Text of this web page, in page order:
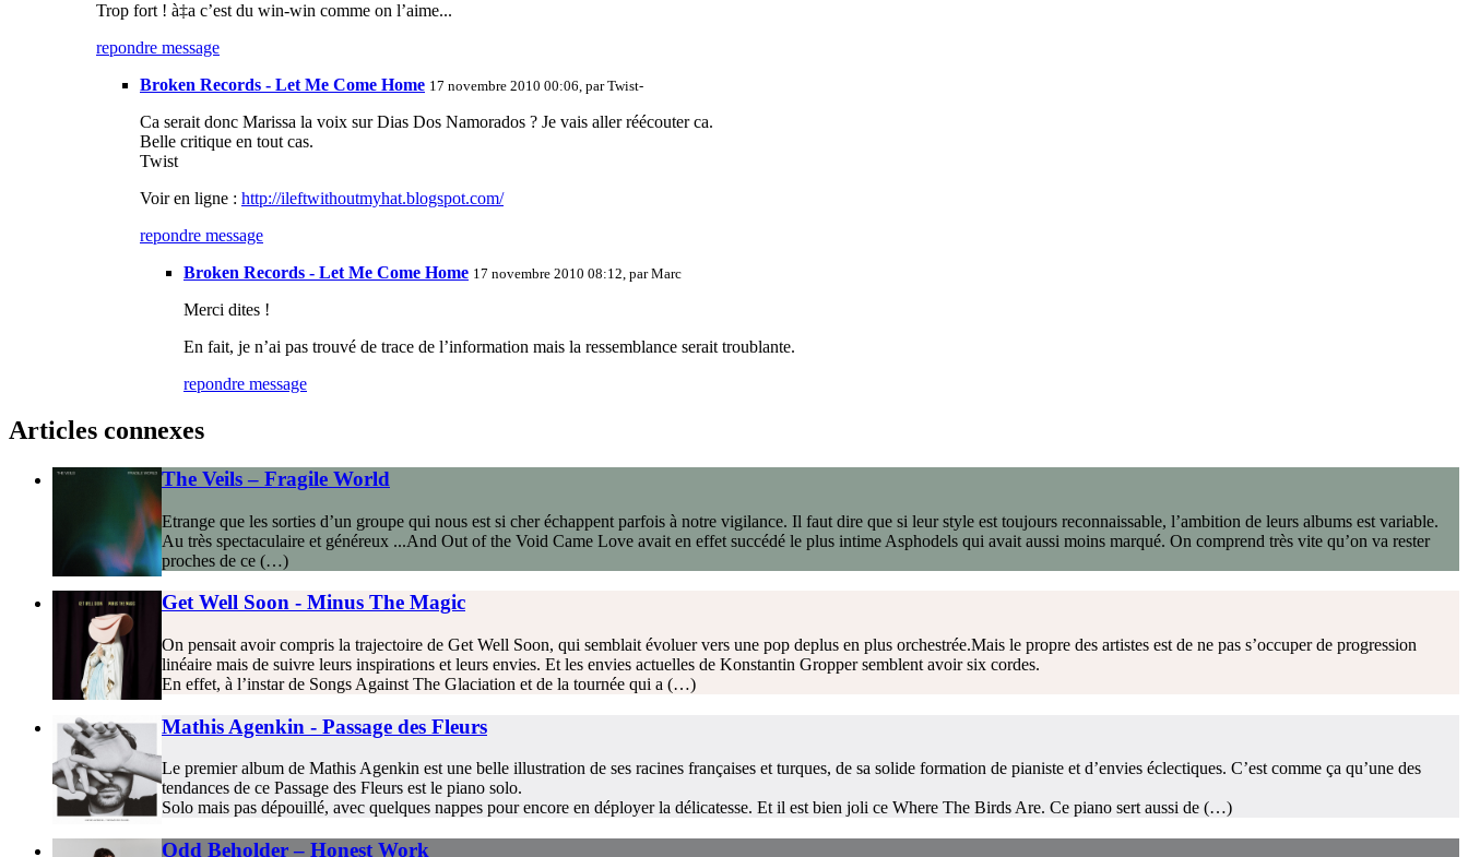
Trop fort ! à‡a c’est du win-win comme on l’aime...
repondre message
Broken Records - Let Me Come Home 17 novembre 2010 00:06, parTwist-
Ca serait donc Marissa la voix sur Dias Dos Namorados ? Je vais aller réécouter ca.
Belle critique en tout cas.
Twist
Voir en ligne : http://ileftwithoutmyhat.blogspot.com/
repondre message
Broken Records - Let Me Come Home 17 novembre 2010 08:12, parMarc
Merci dites !
En fait, je n’ai pas trouvé de trace de l’information mais la ressemblance serait troublante.
repondre message
Articles connexes
The Veils – Fragile World
Etrange que les sorties d’un groupe qui nous est si cher échappent parfois à notre vigilance. Il faut dire que si leur style est toujours reconnaissable, l’ambition de leurs albums est variable.
Au très spectaculaire et généreux ...And Out of the Void Came Love avait en effet succédé le plus intime Asphodels qui avait aussi moins marqué. On comprend très vite qu’on va rester
proches de ce (…)
Get Well Soon - Minus The Magic
On pensait avoir compris la trajectoire de Get Well Soon, qui semblait évoluer vers une pop deplus en plus orchestrée.Mais le propre des artistes est de ne pas s’occuper de progression
linéaire mais de suivre leurs inspirations et leurs envies. Et les envies actuelles de Konstantin Gropper semblent avoir six cordes.
En effet, à l’instar de Songs Against The Glaciation et de la tournée qui a (…)
Mathis Agenkin - Passage des Fleurs
Le premier album de Mathis Agenkin est une belle illustration de ses racines françaises et turques, de sa solide formation de pianiste et d’envies éclectiques. C’est comme ça qu’une des
tendances de ce Passage des Fleurs est le piano solo.
Solo mais pas dépouillé, avec quelques nappes pour encore en déployer la délicatesse. Et il est bien joli ce Where The Birds Are. Ce piano sert aussi de (…)
Odd Beholder – Honest Work